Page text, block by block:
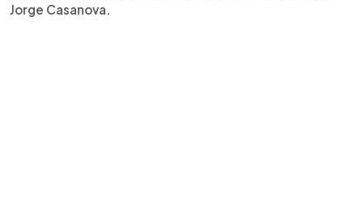
Jorge Casanova.